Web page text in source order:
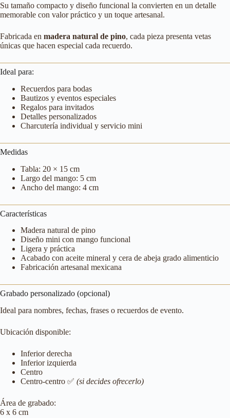
Su tamaño compacto y diseño funcional la convierten en un detalle
memorable con valor práctico y un toque artesanal.
Fabricada en madera natural de pino, cada pieza presenta vetas
únicas que hacen especial cada recuerdo.
Ideal para:
Recuerdos para bodas
Bautizos y eventos especiales
Regalos para invitados
Detalles personalizados
Charcutería individual y servicio mini
Medidas
Tabla: 20 × 15 cm
Largo del mango: 5 cm
Ancho del mango: 4 cm
Características
Madera natural de pino
Diseño mini con mango funcional
Ligera y práctica
Acabado con aceite mineral y cera de abeja grado alimenticio
Fabricación artesanal mexicana
Grabado personalizado (opcional)
Ideal para nombres, fechas, frases o recuerdos de evento.
Ubicación disponible:
Inferior derecha
Inferior izquierda
Centro
Centro-centro ✅ (si decides ofrecerlo)
Área de grabado:
6 x 6 cm